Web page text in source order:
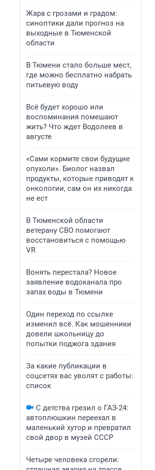
Жара с грозами и градом:
синоптики дали прогноз на
выходные в Тюменской
области
В Тюмени стало больше мест,
где можно бесплатно набрать
питьевую воду
Всё будет хорошо или
воспоминания помешают
жить? Что ждет Водолеев в
августе
«Сами кормите свои будущие
опухоли». Биолог назвал
продукты, которые приводят к
онкологии, сам он их никогда
не ест
В Тюменской области
ветерану СВО помогают
восстановиться с помощью
VR
Вонять перестала? Новое
заявление водоканала про
запах воды в Тюмени
Один переход по ссылке
изменил всё. Как мошенники
довели школьницу до
попытки поджога здания
За какие публикации в
соцсетях вас уволят с работы:
список
С детства грезил о ГАЗ-24:
автоплюшкин переехал в
маленький хутор и превратил
свой двор в музей СССР
Четыре человека сгорели: